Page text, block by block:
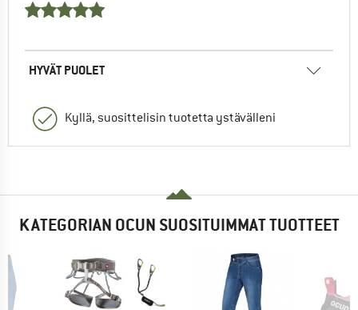
HYVÄT PUOLET
Kyllä, suosittelisin tuotetta ystävälleni
KATEGORIAN OCUN SUOSITUIMMAT TUOTTEET